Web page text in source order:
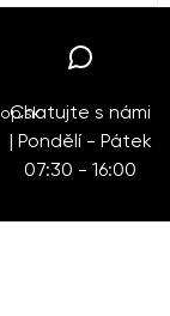
Chatujte s námi
| Pondělí - Pátek
07:30 - 16:00